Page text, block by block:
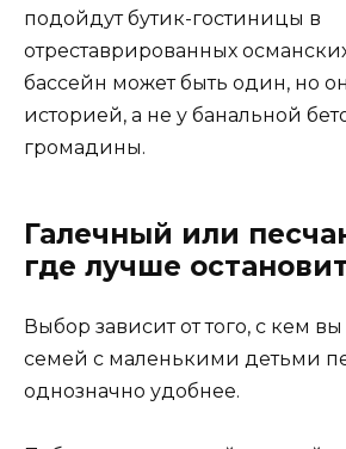
подойдут бутик-гостиницы в
отреставрированных
бассейн может быть один, но
историей, а не у банальной
громадины.
Галечный или
где лучше
Выбор зависит от того, с кем
семей с маленькими детьми
однозначно удобнее.